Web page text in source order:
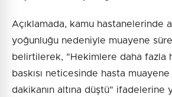
Açıklamada, kamu hastanelerinde
yoğunluğu nedeniyle muayene
belirtilerek, "Hekimlere daha fazla
baskısı neticesinde hasta
dakikanın altına düştü" ifadelerine